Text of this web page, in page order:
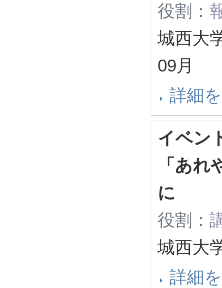
役割：
城西大
09月
詳細
イベン
「あ
に
役割：
城西大
詳細